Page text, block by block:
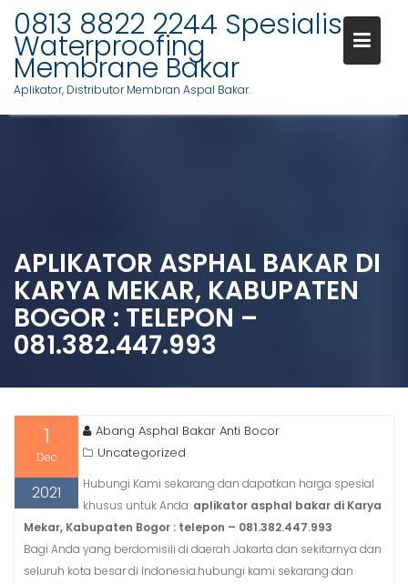
0813 8822 2244 Spesialis
Waterproofing
Membrane Bakar
Aplikator, Distributor Membran Aspal Bakar.
APLIKATOR ASPHAL BAKAR DI
KARYA MEKAR, KABUPATEN
BOGOR : TELEPON –
081.382.447.993
1
Dec
2021
Abang Asphal Bakar Anti Bocor
Uncategorized
Hubungi Kami sekarang dan dapatkan harga spesial
khusus untuk Anda. aplikator asphal bakar di Karya
Mekar, Kabupaten Bogor : telepon – 081.382.447.993
Bagi Anda yang berdomisili di daerah Jakarta dan sekitarnya dan
seluruh kota besar di Indonesia.hubungi kami sekarang dan